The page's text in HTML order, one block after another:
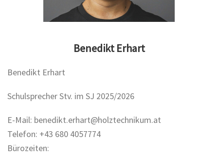
Benedikt Erhart
Benedikt Erhart
Schulsprecher Stv. im SJ 2025/2026
E-Mail: benedikt.erhart@holztechnikum.at
Telefon: +43 680 4057774
Bürozeiten: